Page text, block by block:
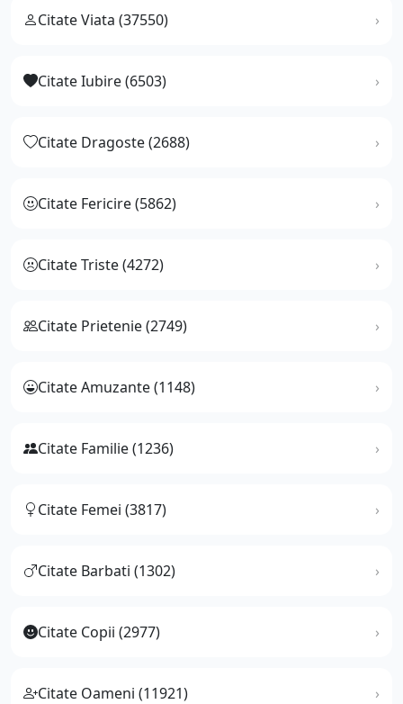
Citate Viata (37550)
Citate Iubire (6503)
Citate Dragoste (2688)
Citate Fericire (5862)
Citate Triste (4272)
Citate Prietenie (2749)
Citate Amuzante (1148)
Citate Familie (1236)
Citate Femei (3817)
Citate Barbati (1302)
Citate Copii (2977)
Citate Oameni (11921)